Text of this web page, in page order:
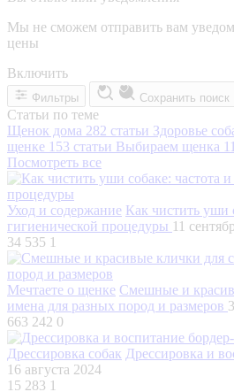
Мы не сможем отправить вам
цены
Включить
Фильтры Сохранить поиск
Статьи по теме
Щенок дома 282 статьи Здоровье
щенке 153 статьи Выбираем щенка
Посмотреть все
Уход и содержание Как чистить уши
гигиенической процедуры 11
34 535 1
Мечтаете о щенке Смешные и
имена для разных пород и размеров
663 242 0
Дрессировка собак Дрессировка и
16 августа 2024
15 283 1